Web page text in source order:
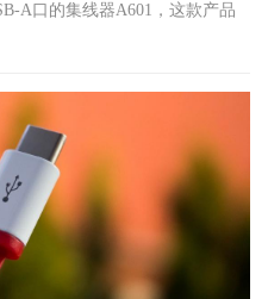
A口的集线器A601，这款产品